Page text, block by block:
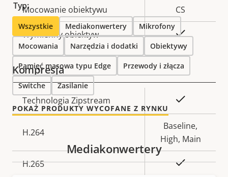
Mocowanie obiektywu CS
Wymienny obiektyw Tak
Kompresja
Opis
nieruchomości
nieruchomości
Technologia Zipstream
H.264
Baseline,
High, Main
H.265 Tak
Typ:
Wszystkie Mediakonwertery Mikrofony
Mocowania Narzędzia i dodatki Obiektywy
Pamięć masowa typu Edge Przewody i złącza
Switche Zasilanie
POKAŻ PRODUKTY WYCOFANE Z RYNKU
Mediakonwertery